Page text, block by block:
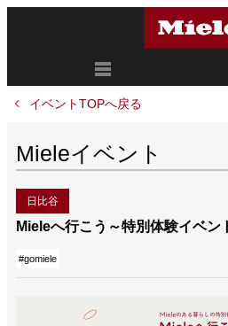
イベントTOPへ戻る
Mieleイベント
日比谷
Mieleへ行こう～特別体験イベン
#gomiele